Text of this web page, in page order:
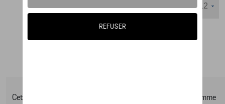
Cet online shop vous présente une sélection d’articles de la gamme